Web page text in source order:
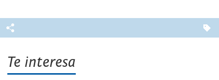
Te interesa